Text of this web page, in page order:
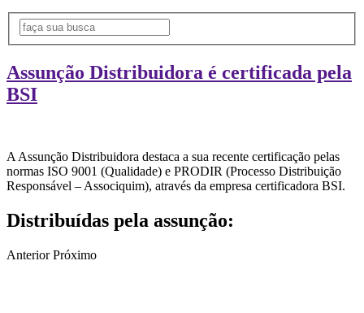
Assunção Distribuidora é certificada pela
BSI
A Assunção Distribuidora destaca a sua recente certificação pelas
normas ISO 9001 (Qualidade) e PRODIR (Processo Distribuição
Responsável – Associquim), através da empresa certificadora BSI.
Distribuídas pela assunção:
Anterior Próximo